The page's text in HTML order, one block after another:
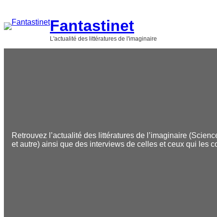
contenu
Fantastinet
L'actualité des littératures de l'imaginaire
Retrouvez l’actualité des littératures de l’imaginaire
et autre) ainsi que des interviews de celles et ceux qui les